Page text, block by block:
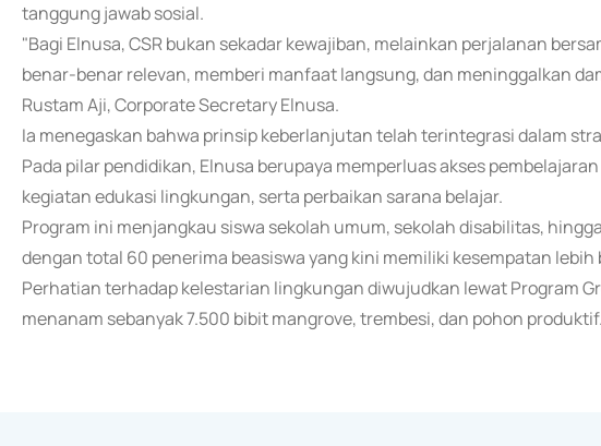
tanggung jawab sosial.
"Bagi Elnusa, CSR bukan sekadar kewajiban, melainkan perjalanan
benar-benar relevan, memberi manfaat langsung, dan meninggalkan
Rustam Aji, Corporate Secretary Elnusa.
Ia menegaskan bahwa prinsip keberlanjutan telah terintegrasi dalam
Pada pilar pendidikan, Elnusa berupaya memperluas akses
kegiatan edukasi lingkungan, serta perbaikan sarana belajar.
Program ini menjangkau siswa sekolah umum, sekolah disabilitas,
dengan total 60 penerima beasiswa yang kini memiliki kesempatan
Perhatian terhadap kelestarian lingkungan diwujudkan lewat Program
menanam sebanyak 7.500 bibit mangrove, trembesi, dan pohon